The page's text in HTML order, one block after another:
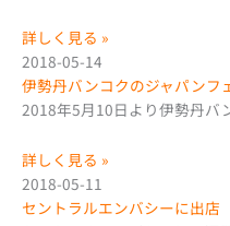
詳しく見る »
2018-05-14
伊勢丹バンコクのジャパンフ
2018年5月10日より伊勢丹バ
詳しく見る »
2018-05-11
セントラルエンバシーに出店